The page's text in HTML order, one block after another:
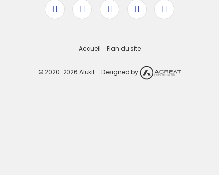
Accueil Plan du site
© 2020-2026 Alukit - Designed by